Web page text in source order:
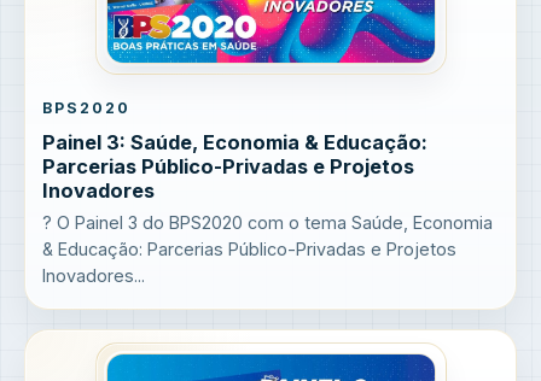
BPS2020
Painel 3: Saúde, Economia & Educação:
Parcerias Público-Privadas e Projetos
Inovadores
? O Painel 3 do BPS2020 com o tema Saúde, Economia
& Educação: Parcerias Público-Privadas e Projetos
Inovadores...